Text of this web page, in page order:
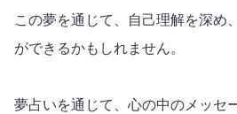
この夢を通じて、自己理解を深め
ができるかもしれません。
夢占いを通じて、心の中のメッセ